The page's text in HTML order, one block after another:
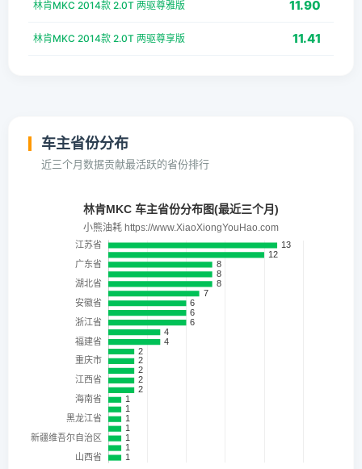
林肯MKC 2014款 2.0T 两驱尊雅版 11.90
林肯MKC 2014款 2.0T 两驱尊享版 11.41
车主省份分布
近三个月数据贡献最活跃的省份排行